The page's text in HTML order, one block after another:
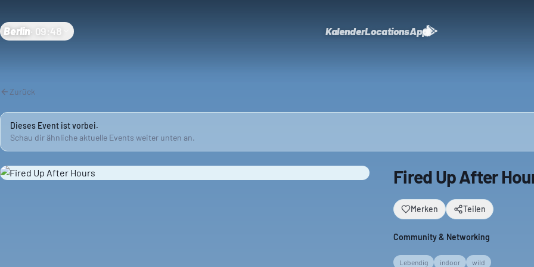
Berlin 09:48 KalenderLocationsApp
Zurück
Dieses Event ist vorbei.
Schau dir ähnliche aktuelle Events weiter unten an.
Fired Up After
Merken Teilen
Community & Networking
Lebendig indoor wild